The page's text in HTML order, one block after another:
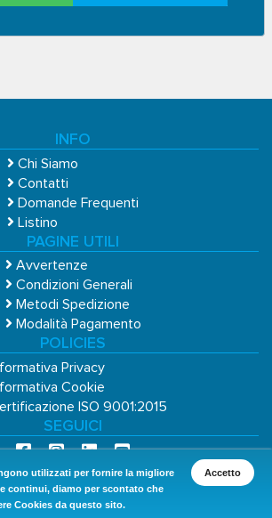
utilizzati per fornire la migliore
continui, diamo per scontato che
Cookies da questo sito.
Accetto
INFO
Chi Siamo
Contatti
Domande Frequenti
Listino
PAGINE UTILI
Avvertenze
Condizioni Generali
Metodi Spedizione
Modalità Pagamento
POLICIES
Privacy
Cookie
ISO 9001:2015
SEGUICI